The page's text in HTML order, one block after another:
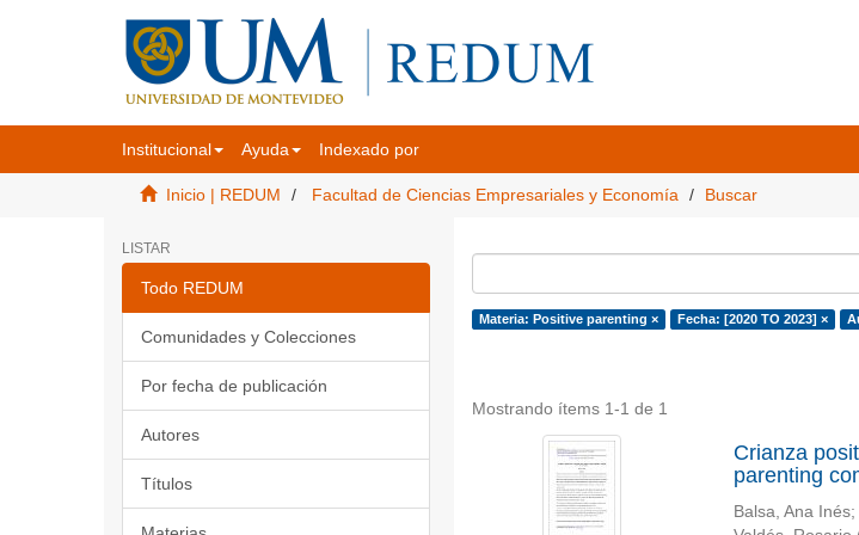
Institucional Ayuda Indexado por
Inicio | REDUM Facultad de Ciencias Empresariales y Economía Buscar
LISTAR
Todo REDUM
Comunidades y Colecciones
Por fecha de publicación
Autores
Títulos
Materia: Positive parenting × Fecha: [2020 TO 2023] ×
Mostrando ítems 1-1 de 1
Crianza
parenting
Balsa, Ana Inés;